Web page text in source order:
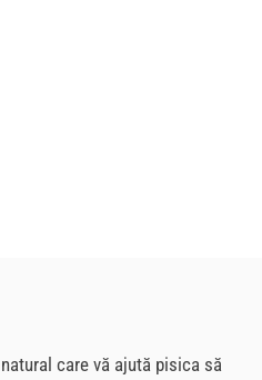
care vă ajută pisica să